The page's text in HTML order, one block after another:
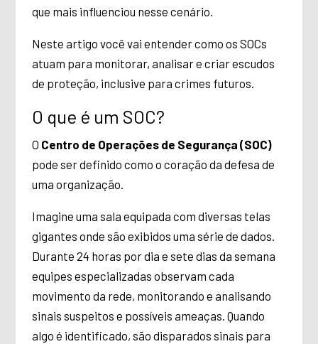
que mais influenciou nesse cenário.
Neste artigo você vai entender como os SOCs
atuam para monitorar, analisar e criar escudos
de proteção, inclusive para crimes futuros.
O que é um SOC?
O Centro de Operações de Segurança (SOC)
pode ser definido como o coração da defesa de
uma organização.
Imagine uma sala equipada com diversas telas
gigantes onde são exibidos uma série de dados.
Durante 24 horas por dia e sete dias da semana
equipes especializadas observam cada
movimento da rede, monitorando e analisando
sinais suspeitos e possíveis ameaças. Quando
algo é identificado, são disparados sinais para